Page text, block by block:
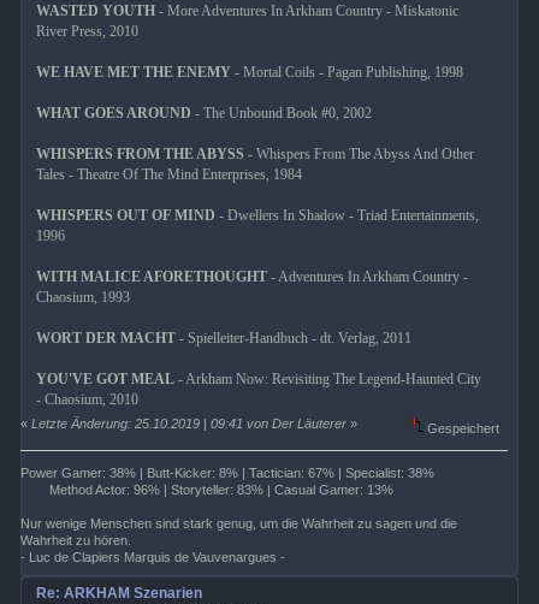
WASTED YOUTH- More Adventures In Arkham Country - Miskatonic
River Press, 2010
WE HAVE MET THE ENEMY- Mortal Coils - Pagan Publishing, 1998
WHAT GOES AROUND - The Unbound Book #0, 2002
WHISPERS FROM THE ABYSS - Whispers From The Abyss And Other
Tales - Theatre Of The Mind Enterprises, 1984
WHISPERS OUT OF MIND - Dwellers In Shadow - Triad Entertainments,
1996
WITH MALICE AFORETHOUGHT- Adventures In Arkham Country -
Chaosium, 1993
WORT DER MACHT- Spielleiter-Handbuch - dt. Verlag, 2011
YOU'VE GOT MEAL- Arkham Now: Revisiting The Legend-Haunted City
- Chaosium, 2010
«Letzte Änderung: 25.10.2019 | 09:41 von Der Läuterer » Gespeichert
Power Gamer: 38% | Butt-Kicker: 8% | Tactician: 67% | Specialist: 38%
Method Actor: 96% | Storyteller: 83% | Casual Gamer: 13%
Nur wenige Menschen sind stark genug, um die Wahrheit zu sagen und die
Wahrheit zu hören.
- Luc de Clapiers Marquis de Vauvenargues -
Re: ARKHAM Szenarien